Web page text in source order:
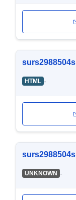
surs2988504s
HTML -
surs2988504s
UNKNOWN -